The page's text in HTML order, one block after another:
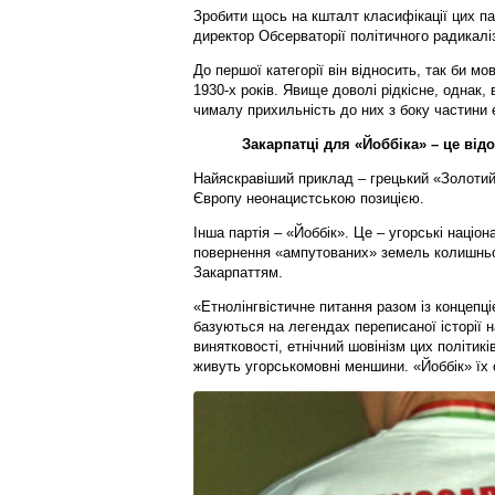
Зробити щось на кшталт класифікації цих
директор Обсерваторії політичного
До першої категорії він відносить, так би
1930-х років. Явище доволі рідкісне, однак,
чималу прихильність до них з боку частини
Закарпатці для «Йоббіка» – це
Найяскравіший приклад – грецький
Європу неонацистською позицією.
Інша партія – «Йоббік». Це – угорські
повернення «ампутованих» земель
Закарпаттям.
«Етнолінгвістичне питання разом із
базуються на легендах переписаної
винятковості, етнічний шовінізм цих
живуть угорськомовні меншини. «Йоббік»